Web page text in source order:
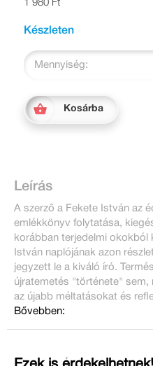
1 980 Ft
Készleten
Mennyiség:
Kosárba
Leírás
A szerző a Fekete István az
emlékkönyv folytatása,
korábban terjedelmi okokból
István naplójának azon
jegyzett le a kiváló író.
újratemetés "története"
az újabb méltatásokat és
Bővebben: